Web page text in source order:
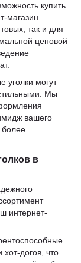
купить
магазин
так и для
ценовой
уголки могут
Мы
вашего
более
в
интернет-
догов, что